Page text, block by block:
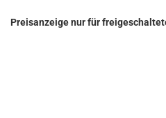
Preisanzeige nur für